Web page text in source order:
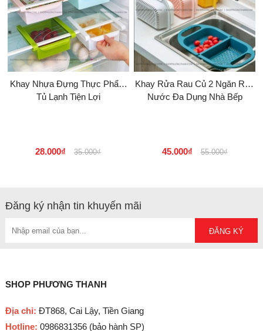
Khay Nhựa Đựng Thực Phẩm
Tủ Lạnh Tiện Lợi
28.000₫ 35.000₫
Khay Rửa Rau Củ 2 Ngăn Ráo
Nước Đa Dụng Nhà Bếp
45.000₫ 55.000₫
Đăng ký nhận tin khuyến mãi
SHOP PHƯƠNG THANH
Địa chỉ: ĐT868, Cai Lậy, Tiền Giang
Hotline: 0986831356 (bảo hành SP)